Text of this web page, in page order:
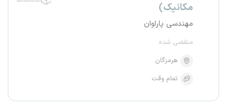
مکانیک)
مهندسی پاراوان
منقضی شده
هرمزگان
تمام وقت